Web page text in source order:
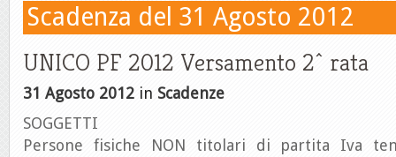
Scadenza del 31 Agosto 2012
UNICO PF 2012 Versamento 2^ rata
31 Agosto 2012 in Scadenze
SOGGETTI
Persone fisiche NON titolari di partita Iva